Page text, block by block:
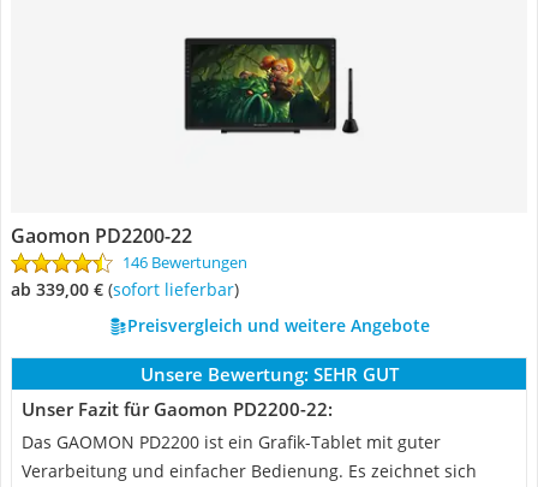
Gaomon PD2200-22
146 Bewertungen
ab 339,00 € ( Sofort lieferbar)
Preisvergleich und weitere Angebote
Unsere Bewertung: SEHR GUT
Unser Fazit für Gaomon PD2200-22:
Das GAOMON PD2200 ist ein Grafik-Tablet mit guter
Verarbeitung und einfacher Bedienung. Es zeichnet sich